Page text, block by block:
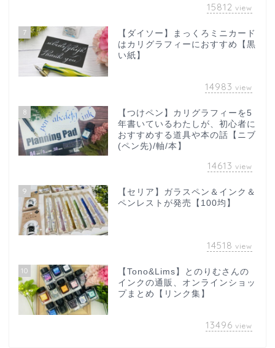
15812 view
7
【ダイソー】まっくろミニカード
はカリグラフィーにおすすめ【黒
い紙】
14983 view
8
【つけペン】カリグラフィーを5
年書いているわたしが、初心者に
おすすめする道具や本の話【ニブ
(ペン先)/軸/本】
14613 view
9
【セリア】ガラスペン＆インク＆
ペンレストが発売【100均】
14518 view
10
【Tono&Lims】とのりむさんの
インクの通販、オンラインショッ
プまとめ【リンク集】
13496 view